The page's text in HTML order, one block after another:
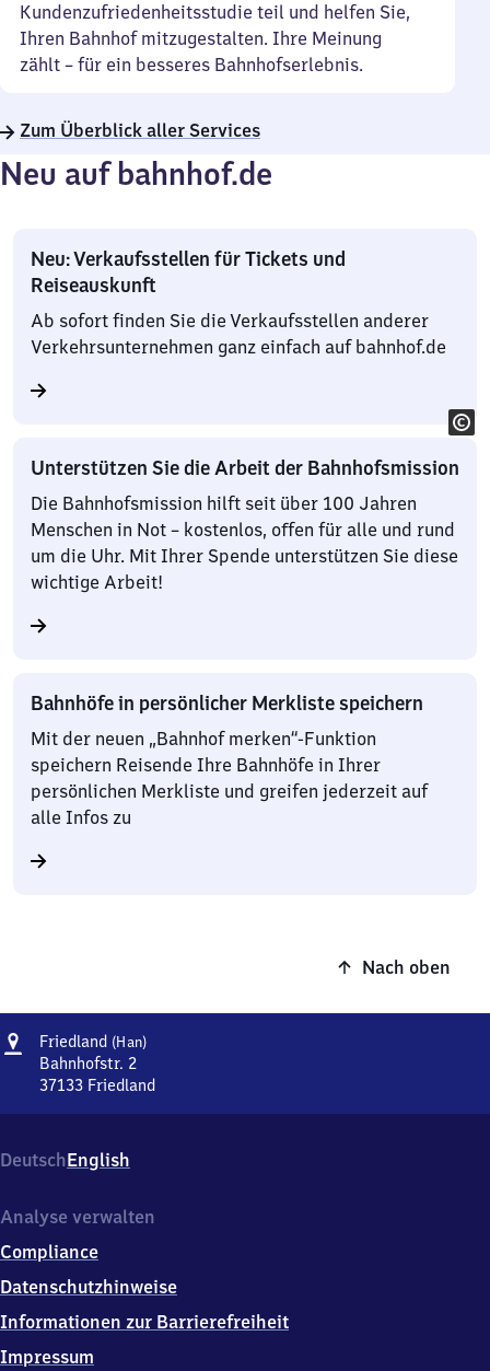
Kundenzufriedenheitsstudie teil und helfen Sie,
Ihren Bahnhof mitzugestalten. Ihre Meinung
zählt – für ein besseres Bahnhofserlebnis.
Zum Überblick aller Services
Neu auf bahnhof.de
Neu: Verkaufsstellen für Tickets und
Reiseauskunft
Ab sofort finden Sie die Verkaufsstellen anderer
Verkehrsunternehmen ganz einfach auf bahnhof.de
Unterstützen Sie die Arbeit der Bahnhofsmission
Die Bahnhofsmission hilft seit über 100 Jahren
Menschen in Not – kostenlos, offen für alle und rund
um die Uhr. Mit Ihrer Spende unterstützen Sie diese
wichtige Arbeit!
Bahnhöfe in persönlicher Merkliste speichern
Mit der neuen „Bahnhof merken“-Funktion
speichern Reisende Ihre Bahnhöfe in Ihrer
persönlichen Merkliste und greifen jederzeit auf
alle Infos zu
Nach oben
Adresse
Friedland (Han)Friedland
Bahnhofstr. 2
37133 Friedland
Bahnhofstr.
2,
7
3
3
DeutschEnglish
Analyse verwalten
Compliance
Datenschutzhinweise
Informationen zur Barrierefreiheit
Impressum